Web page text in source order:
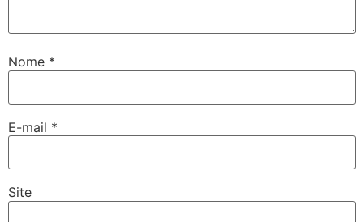
Nome *
E-mail *
Site